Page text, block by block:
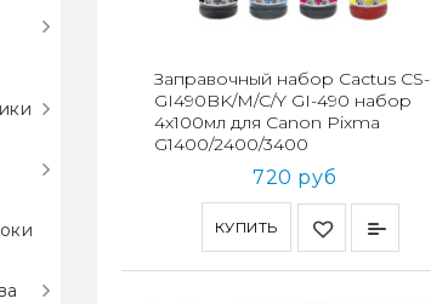
КУПИТЬ
Заправочный набор Cactus CS-
GI490BK/M/C/Y GI-490 набор
4x100мл для Canon Pixma
G1400/2400/3400
720 руб